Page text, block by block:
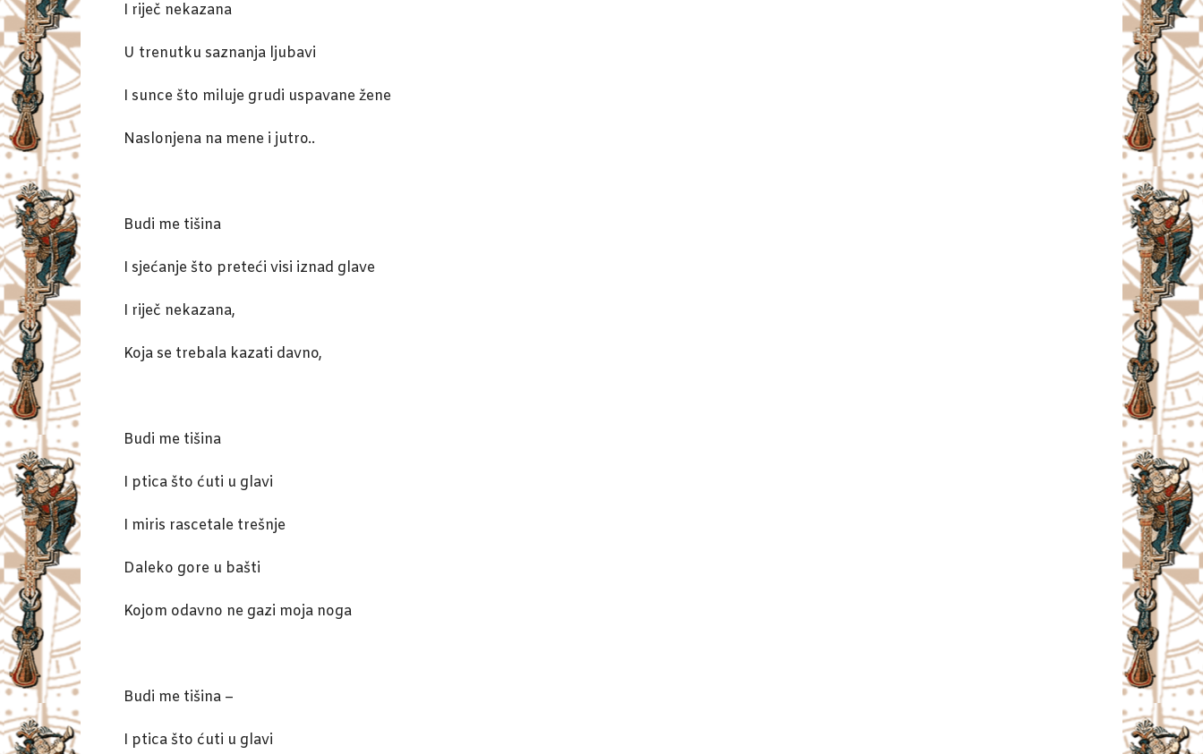
I riječ nekazana
U trenutku saznanja ljubavi
I sunce što miluje grudi uspavane žene
Naslonjena na mene i jutro..
Budi me tišina
I sjećanje što preteći visi iznad glave
I riječ nekazana,
Koja se trebala kazati davno,
Budi me tišina
I ptica što ćuti u glavi
I miris rascetale trešnje
Daleko gore u bašti
Kojom odavno ne gazi moja noga
Budi me tišina –
I ptica što ćuti u glavi